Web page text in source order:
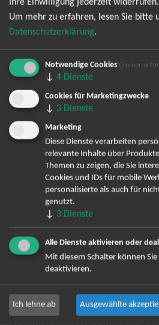
Eine Rückgabe bzw. ein Rücktritt
möglich. Beim Kauf von
Abs. 2 Nr. 9 BGB kein Rücktritts-/
von Eintrittskarten ist somit
Abnahme und Bezahlung der
11. Was passiert wenn meine
geliefert werden können?
Leider kann es in seltenen
wir nicht mehr die von Ihnen
können. Wir sind
gewünschten Tickets zu liefern und
unserer Upgrade-Garantie eine
Einzelfällen auch uns schlicht die
einem Fall erhalten Sie eine
Ihre Einwilligung jederzeit widerrufen.
Um mehr zu erfahren, lesen Sie bitte
Datenschutzerklärung.
Notwendige Cookies (immer
↓ 4 Dienste
Cookies für Marketingzwecke
↓ 3 Dienste
Marketing
Diese Dienste verarbeiten
relevante Inhalte über
Themen zu zeigen, die Sie
Cookies und IDs für mobile
personalisierte als auch für
genutzt.
↓ 3 Dienste
Alle Dienste aktivieren oder
Mit diesem Schalter können
deaktivieren.
Ich lehne ab Ausgewählte